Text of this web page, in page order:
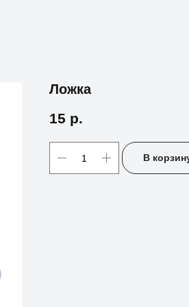
Ложка
15 р.
В